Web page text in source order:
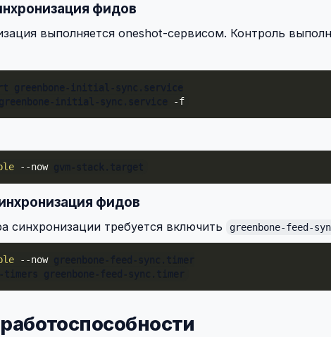
фидов
выполняется oneshot-сервисом. Контроль
-f
--now gvm-stack.target
фидов
синхронизации требуется включить greenbone-feed-
--now